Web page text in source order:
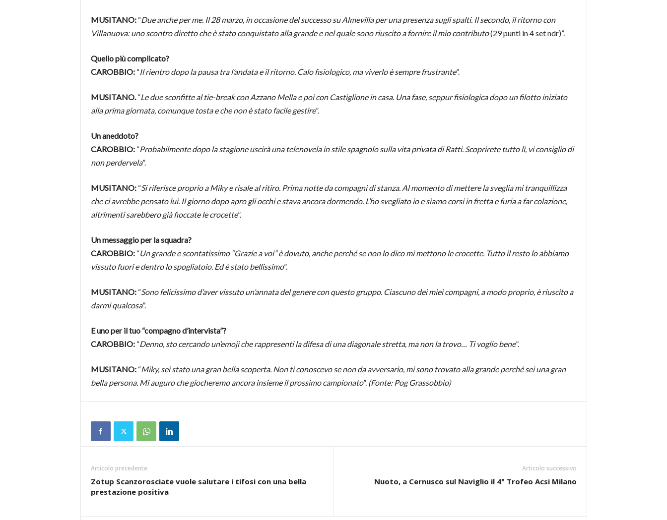
MUSITANO:“Due anche per me. Il 28 marzo, in occasione del successo su Almevilla per una presenza sugli spalti. Il secondo, il ritorno con
Villanuova: uno scontro diretto che è stato conquistato alla grande e nel quale sono riuscito a fornire il mio contributo(29 punti in 4 set ndr)”.
Quello più complicato?
CAROBBIO:“Il rientro dopo la pausa tra l’andata e il ritorno. Calo fisiologico, ma viverlo è sempre frustrante”.
MUSITANO.“Le due sconfitte al tie-break con Azzano Mella e poi con Castiglione in casa. Una fase, seppur fisiologica dopo un filotto iniziato
alla prima giornata, comunque tosta e che non è stato facile gestire”.
Un aneddoto?
⁠CAROBBIO:“Probabilmente dopo la stagione uscirà una telenovela in stile spagnolo sulla vita privata di Ratti. Scoprirete tutto lì, vi consiglio di
non perdervela”.
MUSITANO:“Si riferisce proprio a Miky e risale al ritiro. Prima notte da compagni di stanza. Al momento di mettere la sveglia mi tranquillizza
che ci avrebbe pensato lui. Il giorno dopo apro gli occhi e stava ancora dormendo. L’ho svegliato io e siamo corsi in fretta e furia a far colazione,
altrimenti sarebbero già fioccate le crocette”.
Un messaggio per la squadra?
CAROBBIO:“Un grande e scontatissimo “Grazie a voi” è dovuto, anche perché se non lo dico mi mettono le crocette. Tutto il resto lo abbiamo
vissuto fuori e dentro lo spogliatoio. Ed è stato bellissimo”.
MUSITANO:“Sono felicissimo d’aver vissuto un’annata del genere con questo gruppo. Ciascuno dei miei compagni, a modo proprio, è riuscito a
darmi qualcosa”.
E uno per il tuo “compagno d’intervista”?
CAROBBIO:“Denno, sto cercando un’emoji che rappresenti la difesa di una diagonale stretta, ma non la trovo… Ti voglio bene”.
MUSITANO:“Miky, sei stato una gran bella scoperta. Non ti conoscevo se non da avversario, mi sono trovato alla grande perché sei una gran
bella persona. Mi auguro che giocheremo ancora insieme il prossimo campionato”. (Fonte: Pog Grassobbio)
Articolo precedente
Zotup Scanzorosciate vuole salutare i tifosi con una bella
prestazione positiva
Articolo successivo
Nuoto, a Cernusco sul Naviglio il 4° Trofeo Acsi Milano